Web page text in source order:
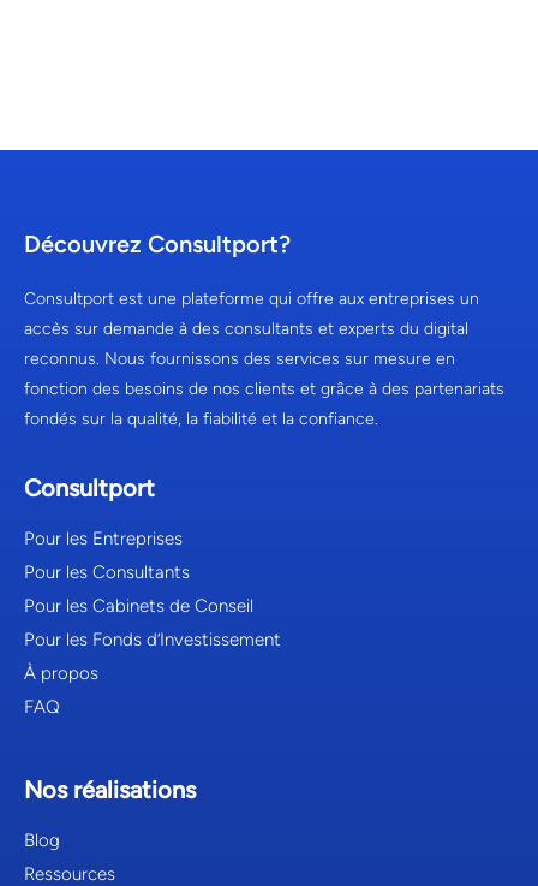
Découvrez Consultport?
Consultport est une plateforme qui offre aux entreprises un
accès sur demande à des consultants et experts du digital
reconnus. Nous fournissons des services sur mesure en
fonction des besoins de nos clients et grâce à des partenariats
fondés sur la qualité, la fiabilité et la confiance.
Consultport
Pour les Entreprises
Pour les Consultants
Pour les Cabinets de Conseil
Pour les Fonds d’Investissement
À propos
FAQ
Nos réalisations
Blog
Ressources